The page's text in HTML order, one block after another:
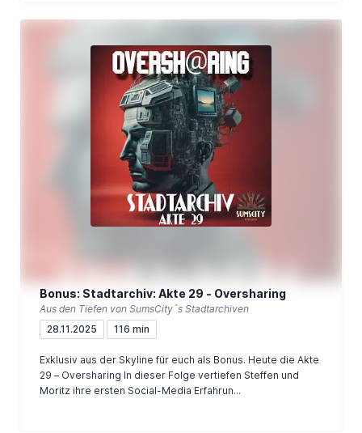
Bonus: Stadtarchiv: Akte 29 - Oversharing
Aus den Tiefen von SumsCity´s Stadtarchiven
28.11.2025
116 min
Exklusiv aus der Skyline für euch als Bonus. Heute die Akte
29 – Oversharing In dieser Folge vertiefen Steffen und
Moritz ihre ersten Social-Media Erfahrun...